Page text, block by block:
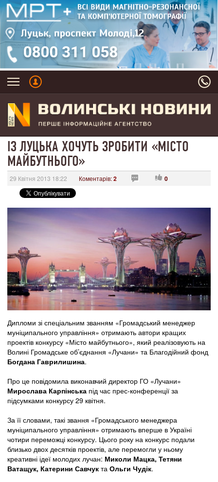
ІЗ ЛУЦЬКА ХОЧУТЬ ЗРОБИТИ «МІСТО
МАЙБУТНЬОГО»
29 Квітня 2013 18:22 Коментарів:2 0
Дипломи зі спеціальним званням «Громадський менеджер
муніципального управління» отримають автори кращих
проектів конкурсу «Місто майбутнього», який реалізовують на
Волині Громадське об’єднання «Лучани» та Благодійний фонд
Богдана Гаврилишина.
Про це повідомила виконавчий директор ГО «Лучани»
Мирослава Карпінська під час прес-конференції за
підсумками конкурсу 29 квітня.
За її словами, такі звання «Громадського менеджера
муніципального управління» отримають вперше в Україні
чотири переможці конкурсу. Цього року на конкурс подали
близько двох десятків проектів, але перемогли у ньому
креативні ідеї молодих лучан: Миколи Мацка, Тетяни
Ватащук, Катерини Савчук та Ольги Чудік.